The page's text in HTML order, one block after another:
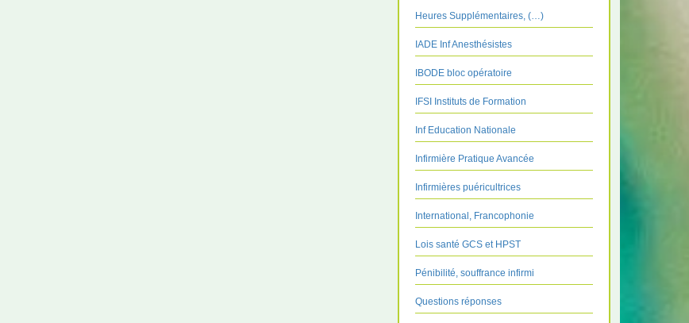
Heures Supplémentaires, (…)
IADE Inf Anesthésistes
IBODE bloc opératoire
IFSI Instituts de Formation
Inf Education Nationale
Infirmière Pratique Avancée
Infirmières puéricultrices
International, Francophonie
Lois santé GCS et HPST
Pénibilité, souffrance infirmi
Questions réponses